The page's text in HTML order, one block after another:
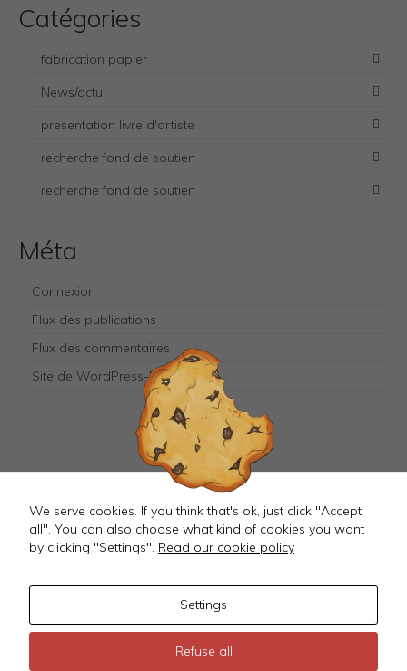
Catégories
fabrication papier
News/actu
presentation livre d'artiste
recherche fond de soutien
recherche fond de soutien
Méta
Connexion
Flux des publications
Flux des commentaires
Site de WordPress-FR
We serve cookies. If you think that's ok, just click "Accept
all". You can also choose what kind of cookies you want
by clicking "Settings". Read our cookie policy
Settings
Refuse all